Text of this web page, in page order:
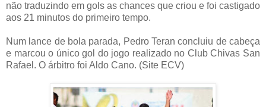
não traduzindo em gols as chances que criou e foi castigado
aos 21 minutos do primeiro tempo.
Num lance de bola parada, Pedro Teran concluiu de cabeça
e marcou o único gol do jogo realizado no Club Chivas San
Rafael. O árbitro foi Aldo Cano. (Site ECV)